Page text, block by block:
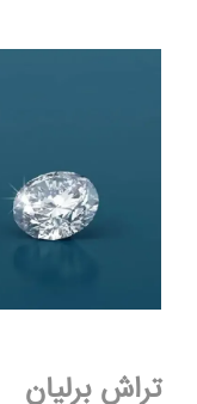
تراش برلیان